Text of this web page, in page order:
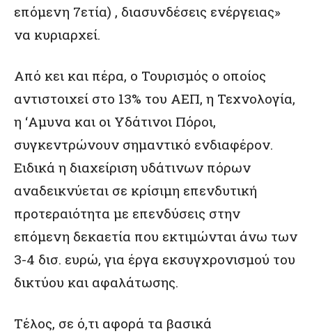
επόμενη 7ετία) , διασυνδέσεις ενέργειας»
να κυριαρχεί.
Από κει και πέρα, ο Τουρισμός ο οποίος
αντιστοιχεί στο 13% του ΑΕΠ, η Τεχνολογία,
η ‘Αμυνα και οι Υδάτινοι Πόροι,
συγκεντρώνουν σημαντικό ενδιαφέρον.
Ειδικά η διαχείριση υδάτινων πόρων
αναδεικνύεται σε κρίσιμη επενδυτική
προτεραιότητα με επενδύσεις στην
επόμενη δεκαετία που εκτιμώνται άνω των
3-4 δισ. ευρώ, για έργα εκσυγχρονισμού του
δικτύου και αφαλάτωσης.
Τέλος, σε ό,τι αφορά τα βασικά